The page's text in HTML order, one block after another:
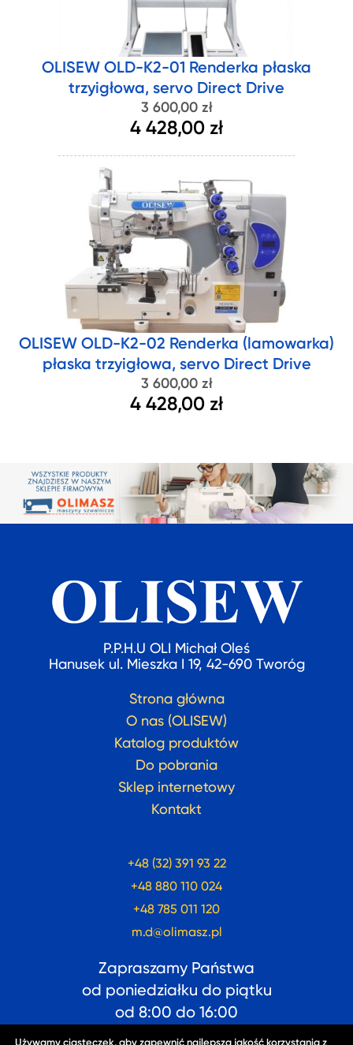
OLISEW OLD-K2-01 Renderka płaska
trzyigłowa, servo Direct Drive
3 600,00 zł
4 428,00 zł
OLISEW OLD-K2-02 Renderka (lamowarka)
płaska trzyigłowa, servo Direct Drive
3 600,00 zł
4 428,00 zł
P.P.H.U OLI Michał Oleś
Hanusek ul. Mieszka I 19, 42-690 Tworóg
Strona główna
O nas (OLISEW)
Katalog produktów
Do pobrania
Sklep internetowy
Kontakt
+48 (32) 391 93 22
+48 880 110 024
+48 785 011 120
m.d@olimasz.pl
Zapraszamy Państwa
od poniedziałku do piątku
od 8:00 do 16:00